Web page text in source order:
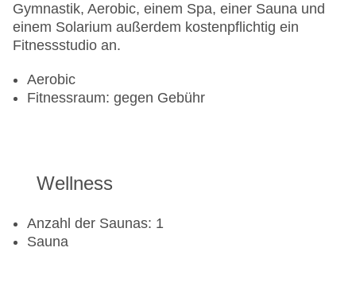
Gymnastik, Aerobic, einem Spa, einer Sauna und
einem Solarium außerdem kostenpflichtig ein
Fitnessstudio an.
Aerobic
Fitnessraum: gegen Gebühr
Wellness
Anzahl der Saunas: 1
Sauna